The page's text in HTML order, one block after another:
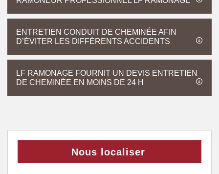
ENTRETIEN CONDUIT DE CHEMINÉE AFIN
D’ÉVITER LES DIFFÉRENTS ACCIDENTS
LF RAMONAGE FOURNIT UN DEVIS ENTRETIEN
DE CHEMINÉE EN MOINS DE 24 H
Nous localiser